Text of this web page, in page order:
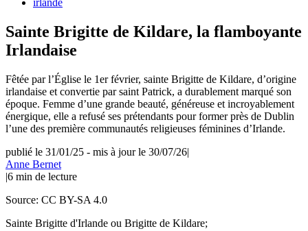
irlande
Sainte Brigitte de Kildare, la flamboyante
Irlandaise
Fêtée par l’Église le 1er février, sainte Brigitte de Kildare, d’origine
irlandaise et convertie par saint Patrick, a durablement marqué son
époque. Femme d’une grande beauté, généreuse et incroyablement
énergique, elle a refusé ses prétendants pour former près de Dublin
l’une des première communautés religieuses féminines d’Irlande.
publié le 31/01/25 - mis à jour le 30/07/26|
Anne Bernet
|6 min de lecture
Source: CC BY-SA 4.0
Sainte Brigitte d'Irlande ou Brigitte de Kildare;